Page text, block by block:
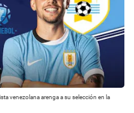
venezolana arenga a su selección en la